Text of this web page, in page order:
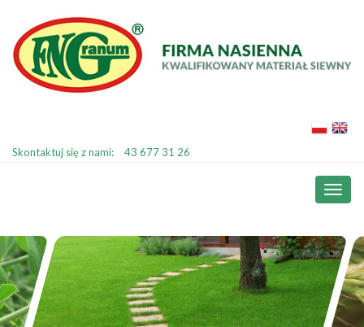
Skontaktuj się z nami: 43 677 31 26